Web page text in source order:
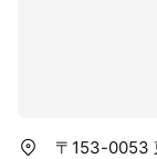
〒153-0053